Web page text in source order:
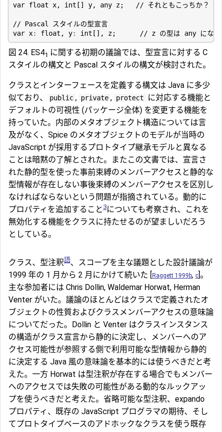
var float x, int [] y, any z;
var x: float , y: int [], z;
図 24. ES41 に関する初期の議論では、型宣言に対する C
スタイルの構文と Pascal スタイルの構文が検討された。
クラスとインターフェースを定義する構文は Java に多少
似ており、
public , private , protect
に対応する機能と
デフォルトの可視性 (パッケージ全体) を変更する機能を
持っていた。内部のメタオブジェクト構造については言
及がなく、Spice のメタオブジェクトのモデルが当時の
JavaScript が採用するプロトタイプ継承モデルと異なる
ことは暗黙の了解とされた。またこの文書では、宣言さ
れた静的型を使った事前束縛のメンバーアクセスと静的な
型情報が存在しない事後束縛のメンバーアクセスを区別し
なければならないという問題が指摘されている。動的に
プロパティを追加すること 3についても考察され、これを
無効化する機能をクラスに持たせるのが望ましいだろう
としている。
クラス、型注釈語、スコープを主な議題とした設計議論が
1999 年の 1 月から 2 月にかけて続いた [Raggett 1999b, c]。
主な参加者には Chris Dollin, Waldemar Horwat, Herman
Venter がいた。議論のほとんどはクラスで定義されたオ
ブジェクトの性質およびクラスメンバーアクセスの意味論
についてだった。Dollin と Venter はクラスインスタンス
の構造がクラス宣言から静的に決定し、メンバーへのア
クセス可能性が参照する側で利用可能な型情報から静的
に決定する Java 風の意味論を基本的には使うべきだと考
えた。一方 Horwat は型注釈が存在する場合でもメンバー
へのアクセスでは失敗の可能性がある動的なルックアッ
プを使うべきだと考えた。省略可能な型注釈、expando
プロパティ、既存の JavaScript プログラマの期待、そし
てプロトタイプベースのアドホックなクラスを使う既存